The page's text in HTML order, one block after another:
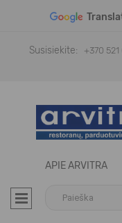
Susisiekite:
+370 521
APIE ARVITRA